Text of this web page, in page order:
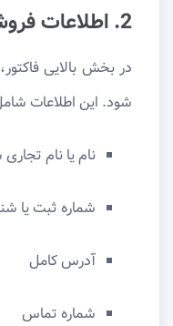
2. اطلاعات فروشنده
در بخش بالایی
شود. این اطلاعات
نام یا نام
شماره ثبت یا
آدرس کامل
شماره تماس